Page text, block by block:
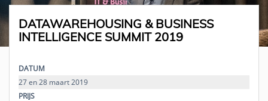
DATAWAREHOUSING & BUSINESS
INTELLIGENCE SUMMIT 2019
DATUM
27 en 28 maart 2019
PRIJS